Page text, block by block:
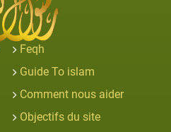
Feqh
Guide To islam
Comment nous aider
Objectifs du site